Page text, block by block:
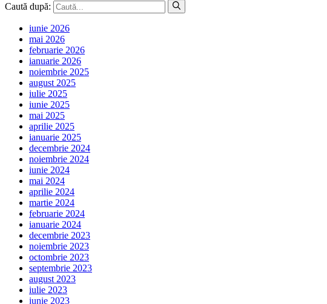
Caută după:
iunie 2026
mai 2026
februarie 2026
ianuarie 2026
noiembrie 2025
august 2025
iulie 2025
iunie 2025
mai 2025
aprilie 2025
ianuarie 2025
decembrie 2024
noiembrie 2024
iunie 2024
mai 2024
aprilie 2024
martie 2024
februarie 2024
ianuarie 2024
decembrie 2023
noiembrie 2023
octombrie 2023
septembrie 2023
august 2023
iulie 2023
iunie 2023